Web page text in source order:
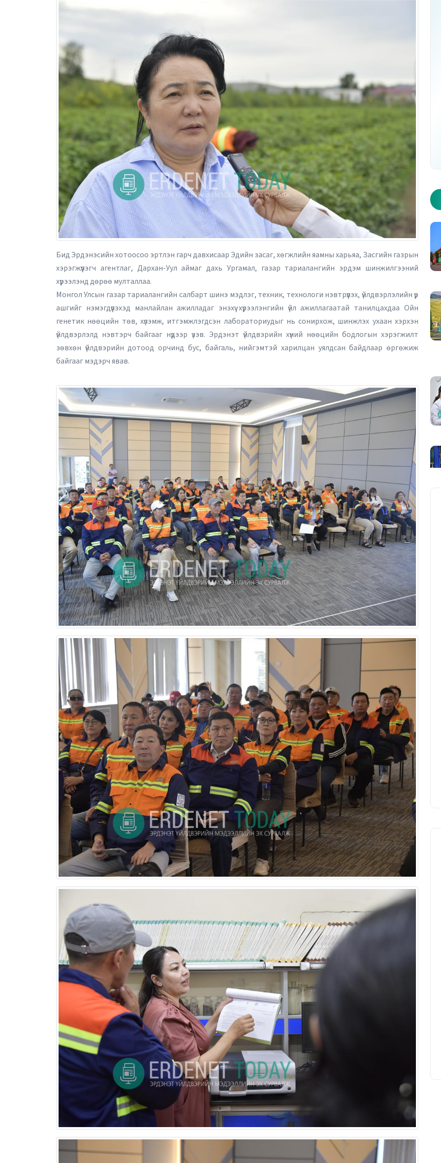
Бид Эрдэнэсийн хотоосоо эртлэн гарч давхисаар Эдийн засаг, хөгжлийн яамны харьяа, Засгийн газрын
хэрэгжүүлэгч агентлаг, Дархан-Уул аймаг дахь Ургамал, газар тариалангийн эрдэм шинжилгээний
хүрээлэнд дөрөө мулталлаа.
Монгол Улсын газар тариалангийн салбарт шинэ мэдлэг, техник, технологи нэвтрүүлэх, үйлдвэрлэлийн үр
ашгийг нэмэгдүүлэхэд манлайлан ажилладаг энэхүү хүрээлэнгийн үйл ажиллагаатай танилцахдаа Ойн
генетик нөөцийн төв, хүлэмж, итгэмжлэгдсэн лабораториудыг нь сонирхож, шинжлэх ухаан хэрхэн
үйлдвэрлэлд нэвтэрч байгааг нүдээр үзэв. Эрдэнэт үйлдвэрийн хүний нөөцийн бодлогын хэрэгжилт
зөвхөн үйлдвэрийн дотоод орчинд бус, байгаль, нийгэмтэй харилцан уялдсан байдлаар өргөжиж
байгааг мэдэрч явав.
2026 оны 10 дугаар дугаар - Хуудас 1 2026 оны 10 дугаар дугаар - Хуудас 2
Эрдэнэт үйлдвэрийн эрчим хүч-
найдвартай байдал, ирээдүйн
хөгжлийн үндэс
Т.Батчулуун 23/04/2026
Уурхайн ирээдүйг тооцоологч
инженер
Т.Батчулуун